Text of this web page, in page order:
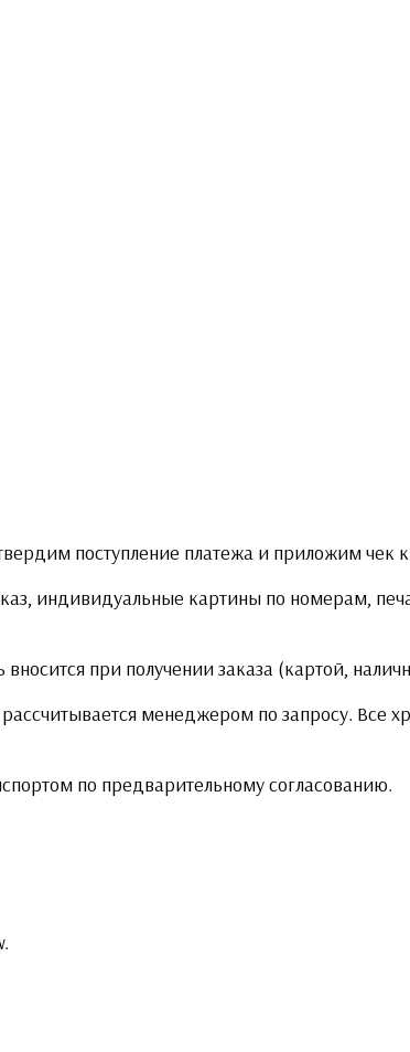
поступление платежа и приложим чек к
индивидуальные картины по номерам,
вносится при получении заказа (картой,
менеджером по запросу.
по предварительному согласованию.